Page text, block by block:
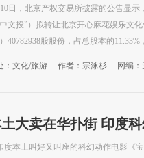
日，北京产权交易所披露的公告显
文投”）拟转让北京开心麻花娱乐文
40782938股股份，占总股本的11.33%
：文化/旅游 作者：宗泳杉 网编：
大卖在华扑街 印度
度本土叫好又叫座的科幻动作电影《